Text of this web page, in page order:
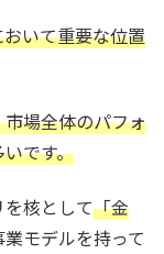
いて重要な位置
場全体のパフォ
です。
核として「金
モデルを持って